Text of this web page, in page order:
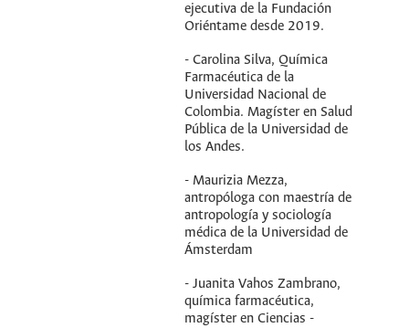
ejecutiva de la Fundación
Oriéntame desde 2019.
- Carolina Silva, Química
Farmacéutica de la
Universidad Nacional de
Colombia. Magíster en Salud
Pública de la Universidad de
los Andes.
- Maurizia Mezza,
antropóloga con maestría de
antropología y sociología
médica de la Universidad de
Ámsterdam
- Juanita Vahos Zambrano,
química farmacéutica,
magíster en Ciencias -